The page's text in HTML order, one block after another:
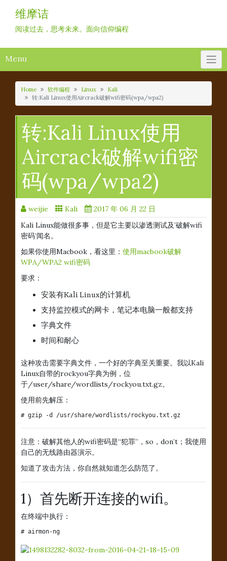
content
维摩诘
阅读过去，思考未来。面向信仰编程
Menu
Home 软件编程 Linux
Kali
转:Kali Linux使用Aircrack破解wifi密码(wpa/wpa2)
转:Kali Linux使用
Aircrack破解wifi密
码(wpa/wpa2)
weijie Kali
2017 年 06 月 22 日
Kali Linux能做很多事，但是它主要以渗透测试及’破解wifi
密码’闻名。
如果你使用Macbook，看这里： 使用macbook破解
WPA/WPA2 wifi密码
要求：
安装有Kali Linux的计算机
支持监控模式的网卡，笔记本电脑一般都支持
字典文件
时间和耐心
这种攻击需要字典文件，一个好的字典至关重要。我以Kali
Linux自带的rockyou字典为例，位
于/user/share/wordlists/rockyou.txt.gz。
使用前先解压：
# gzip -d /usr/share/wordlists/rockyou.txt.gz
注意：破解其他人的wifi密码是“犯罪”，so，don’t；我使用
自己的无线路由器演示。
知道了攻击方法，你自然就知道怎么防范了。
1）首先断开连接的wifi。
在终端中执行：
# airmon-ng